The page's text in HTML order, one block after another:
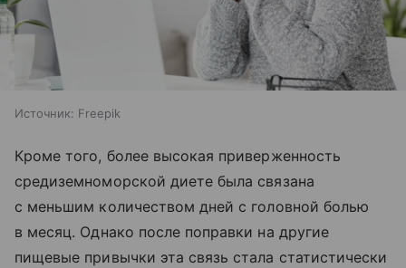
Источник: Freepik
Кроме того, более высокая приверженность
средиземноморской диете была связана
с меньшим количеством дней с головной болью
в месяц. Однако после поправки на другие
пищевые привычки эта связь стала статистически